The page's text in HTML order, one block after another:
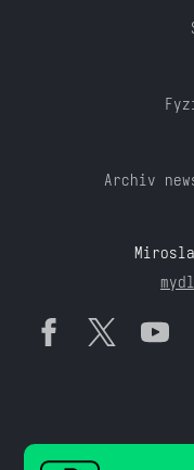
Archiv